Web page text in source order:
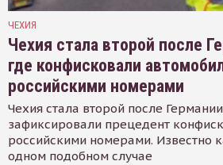
ЧЕХИЯ
Чехия стала второй после
где конфисковали
российскими номерами
Чехия стала второй после
зафиксировали прецедент
российскими номерами. Известно
одном подобном случае